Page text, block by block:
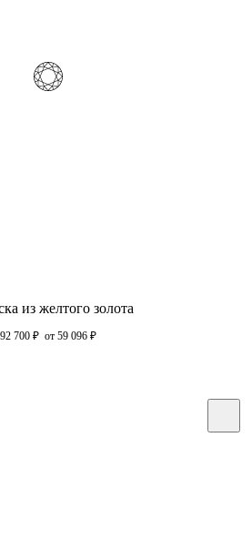
из желтого золота
92 700 ₽ от 59 096 ₽